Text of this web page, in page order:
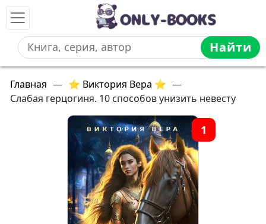
Найти
Главная — ⭐ Виктория Вера ⭐ —
Слабая герцогиня. 10 способов унизить невесту
1